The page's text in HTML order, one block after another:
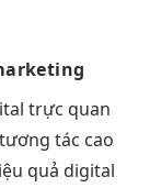
trực quan
tương tác cao
quả digital